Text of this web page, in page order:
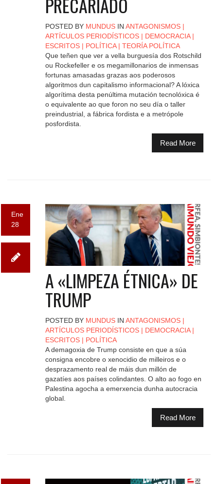
POSTED BY MUNDUSIN ANTAGONISMOS|
ARTÍCULOS PERIODÍSTICOS| DEMOCRACIA|
ESCRITOS| POLÍTICA| TEORÍA POLÍTICA
Que teñen que ver a vella burguesía dos Rotschild
ou Rockefeller e os megamillonarios de inmensas
fortunas amasadas grazas aos poderosos
algoritmos dun capitalismo informacional? A lóxica
algorítima desta penúltima mutación tecnolóxica é
o equivalente ao que foron no seu día o taller
preindustrial, a fábrica fordista e a metrópole
posfordista.
Read More
Ene
28
A «LIMPEZA ÉTNICA» DE
TRUMP
POSTED BY MUNDUSIN ANTAGONISMOS|
ARTÍCULOS PERIODÍSTICOS| DEMOCRACIA|
ESCRITOS| POLÍTICA
A demagoxia de Trump consiste en que a súa
consigna encobre o xenocidio de milleiros e o
desprazamento real de máis dun millón de
gazatíes aos países colindantes. O alto ao fogo en
Palestina agocha a emerxencia dunha autocracia
global.
Read More